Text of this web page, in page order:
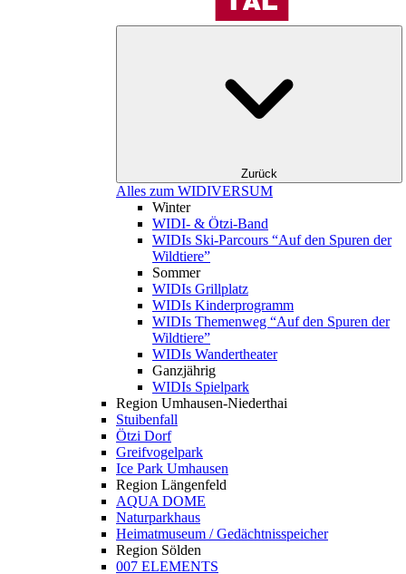
Zurück
Alles zum WIDIVERSUM
Winter
WIDI- & Ötzi-Band
WIDIs Ski-Parcours “Auf den Spuren der
Wildtiere”
Sommer
WIDIs Grillplatz
WIDIs Kinderprogramm
WIDIs Themenweg “Auf den Spuren der
Wildtiere”
WIDIs Wandertheater
Ganzjährig
WIDIs Spielpark
Region Umhausen-Niederthai
Stuibenfall
Ötzi Dorf
Greifvogelpark
Ice Park Umhausen
Region Längenfeld
AQUA DOME
Naturparkhaus
Heimatmuseum / Gedächtnisspeicher
Region Sölden
007 ELEMENTS